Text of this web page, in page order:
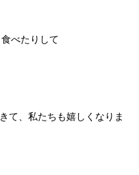
べたりして
て、私たちも嬉しくなりま